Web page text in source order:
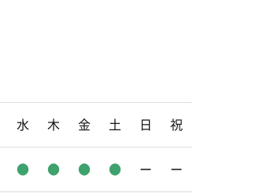
水 木 金 土 日 祝
● ● ● ● ー ー